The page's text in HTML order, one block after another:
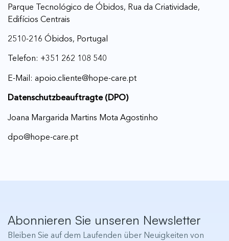
Parque Tecnológico de Óbidos, Rua da Criatividade,
Edifícios Centrais
2510-216 Óbidos, Portugal
Telefon: +351 262 108 540
E-Mail: apoio.cliente@hope-care.pt
Datenschutzbeauftragte (DPO)
Joana Margarida Martins Mota Agostinho
dpo@hope-care.pt
Abonnieren Sie unseren Newsletter
Bleiben Sie auf dem Laufenden über Neuigkeiten von